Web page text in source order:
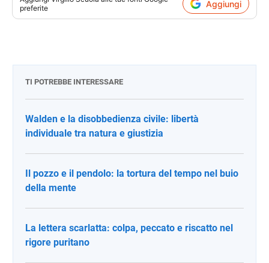
preferite
Aggiungi
TI POTREBBE INTERESSARE
Walden e la disobbedienza civile: libertà
individuale tra natura e giustizia
Il pozzo e il pendolo: la tortura del tempo nel buio
della mente
La lettera scarlatta: colpa, peccato e riscatto nel
rigore puritano